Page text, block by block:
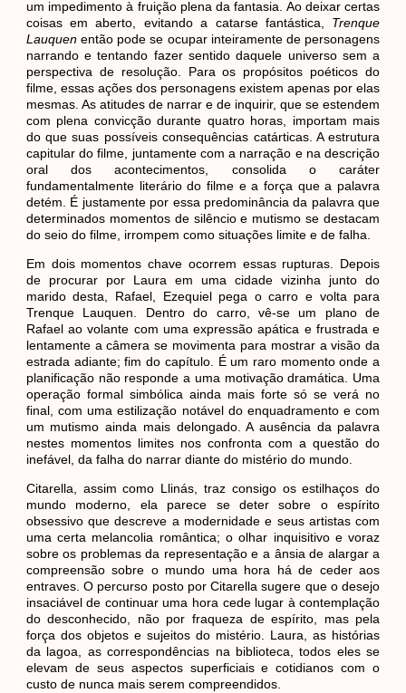
um impedimento à fruição plena da fantasia. Ao deixar certas
coisas em aberto, evitando a catarse fantástica, Trenque
Lauquenentão pode se ocupar inteiramente de personagens
narrando e tentando fazer sentido daquele universo sem a
perspectiva de resolução. Para os propósitos poéticos do
filme, essas ações dos personagens existem apenas por elas
mesmas. As atitudes de narrar e de inquirir, que se estendem
com plena convicção durante quatro horas, importam mais
do que suas possíveis consequências catárticas. A estrutura
capitular do filme, juntamente com a narração e na descrição
oral dos acontecimentos, consolida o caráter
fundamentalmente literário do filme e a força que a palavra
detém. É justamente por essa predominância da palavra que
determinados momentos de silêncio e mutismo se destacam
do seio do filme, irrompem como situações limite e de falha.
Em dois momentos chave ocorrem essas rupturas. Depois
de procurar por Laura em uma cidade vizinha junto do
marido desta, Rafael, Ezequiel pega o carro e volta para
Trenque Lauquen. Dentro do carro, vê-se um plano de
Rafael ao volante com uma expressão apática e frustrada e
lentamente a câmera se movimenta para mostrar a visão da
estrada adiante; fim do capítulo. É um raro momento onde a
planificação não responde a uma motivação dramática. Uma
operação formal simbólica ainda mais forte só se verá no
final, com uma estilização notável do enquadramento e com
um mutismo ainda mais delongado. A ausência da palavra
nestes momentos limites nos confronta com a questão do
inefável, da falha do narrar diante do mistério do mundo.
Citarella, assim como Llinás, traz consigo os estilhaços do
mundo moderno, ela parece se deter sobre o espírito
obsessivo que descreve a modernidade e seus artistas com
uma certa melancolia romântica; o olhar inquisitivo e voraz
sobre os problemas da representação e a ânsia de alargar a
compreensão sobre o mundo uma hora há de ceder aos
entraves. O percurso posto por Citarella sugere que o desejo
insaciável de continuar uma hora cede lugar à contemplação
do desconhecido, não por fraqueza de espírito, mas pela
força dos objetos e sujeitos do mistério. Laura, as histórias
da lagoa, as correspondências na biblioteca, todos eles se
elevam de seus aspectos superficiais e cotidianos com o
custo de nunca mais serem compreendidos.